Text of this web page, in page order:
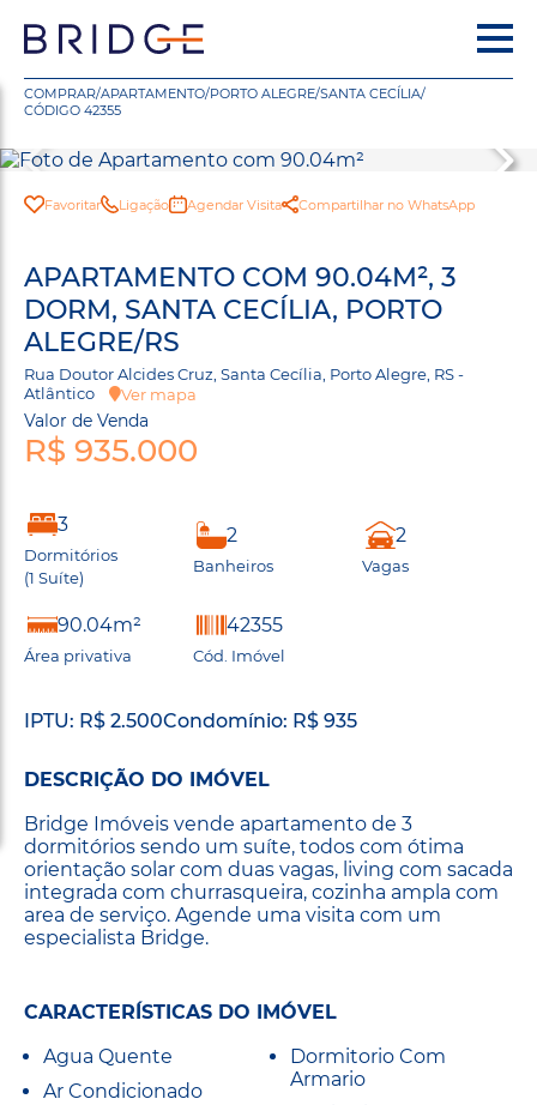
COMPRAR/APARTAMENTO/PORTO ALEGRE/SANTA CECÍLIA/
CÓDIGO 42355
Favoritar Ligação Agendar Visita Compartilhar no WhatsApp
APARTAMENTO COM 90.04M², 3
DORM, SANTA CECÍLIA, PORTO
ALEGRE/RS
Rua Doutor Alcides Cruz, Santa Cecília, Porto Alegre, RS -
Atlântico
Ver mapa
Valor de Venda
R$ 935.000
3
Dormitórios
(1 Suíte)
2
Banheiros
2
Vagas
90.04m²
Área privativa
42355
Cód. Imóvel
IPTU: R$ 2.500Condomínio: R$ 935
DESCRIÇÃO DO IMÓVEL
Bridge Imóveis vende apartamento de 3
dormitórios sendo um suíte, todos com ótima
orientação solar com duas vagas, living com sacada
integrada com churrasqueira, cozinha ampla com
area de serviço. Agende uma visita com um
especialista Bridge.
CARACTERÍSTICAS DO IMÓVEL
Agua Quente
Ar Condicionado
Dormitorio Com
Armario